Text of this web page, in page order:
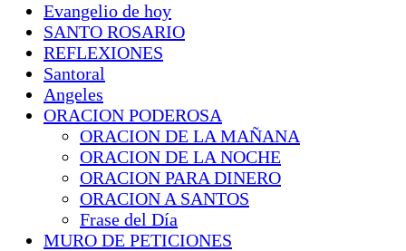
Evangelio de hoy
SANTO ROSARIO
REFLEXIONES
Santoral
Angeles
ORACION PODEROSA
ORACION DE LA MAÑANA
ORACION DE LA NOCHE
ORACION PARA DINERO
ORACION A SANTOS
Frase del Día
MURO DE PETICIONES